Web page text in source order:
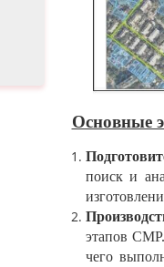
Основные
поиск и
этапов
чего